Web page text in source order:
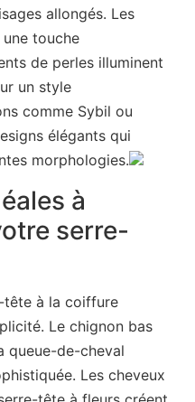
allongés. Les
touche
de perles illuminent
un style
comme Sybil ou
élégants qui
morphologies.
à
serre-
tête à la coiffure
Le chignon bas
queue-de-cheval
Les cheveux